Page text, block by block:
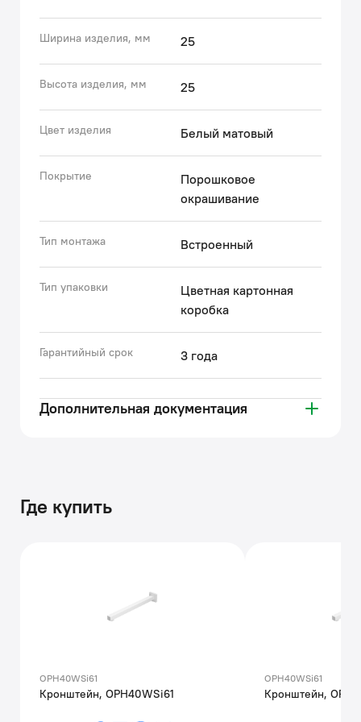
Гарантия на душевые аксессуары IDDIS® – 3 года.
Ширина изделия, мм 25
Высота изделия, мм 25
Цвет изделия Белый матовый
Покрытие
Порошковое
окрашивание
Тип монтажа Встроенный
Тип упаковки
Цветная картонная
коробка
Гарантийный срок 3 года
Дополнительная документация
Где купить
OPH40WSi61
Кронштейн, OPH40WSi61
OPH40WSi61
Кронштейн,